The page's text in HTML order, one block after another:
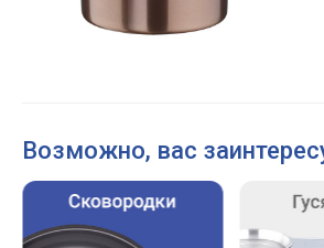
Возможно, вас